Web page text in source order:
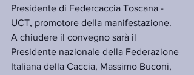
Presidente di Federcaccia Toscana -
UCT, promotore della manifestazione.
A chiudere il convegno sarà il
Presidente nazionale della Federazione
Italiana della Caccia, Massimo Buconi,